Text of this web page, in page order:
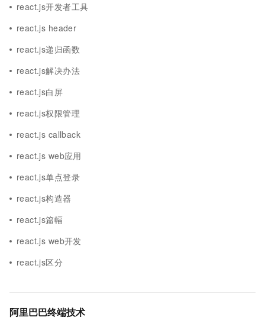
react.js开发者工具
react.js header
react.js递归函数
react.js解决办法
react.js白屏
react.js权限管理
react.js callback
react.js web应用
react.js单点登录
react.js构造器
react.js篇幅
react.js web开发
react.js区分
阿里巴巴终端技术